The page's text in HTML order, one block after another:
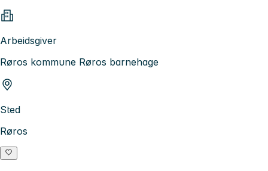
Arbeidsgiver
Røros kommune Røros barnehage
Sted
Røros